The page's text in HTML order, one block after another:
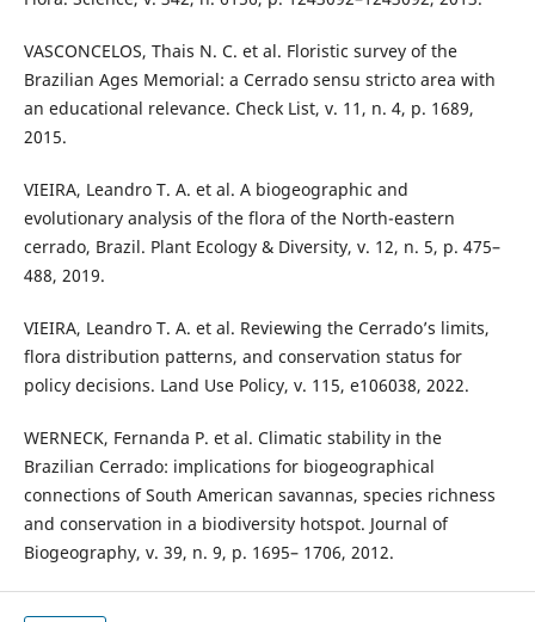
VASCONCELOS, Thais N. C. et al. Floristic survey of the
Brazilian Ages Memorial: a Cerrado sensu stricto area with
an educational relevance. Check List, v. 11, n. 4, p. 1689,
2015.
VIEIRA, Leandro T. A. et al. A biogeographic and
evolutionary analysis of the flora of the North-eastern
cerrado, Brazil. Plant Ecology & Diversity, v. 12, n. 5, p. 475–
488, 2019.
VIEIRA, Leandro T. A. et al. Reviewing the Cerrado’s limits,
flora distribution patterns, and conservation status for
policy decisions. Land Use Policy, v. 115, e106038, 2022.
WERNECK, Fernanda P. et al. Climatic stability in the
Brazilian Cerrado: implications for biogeographical
connections of South American savannas, species richness
and conservation in a biodiversity hotspot. Journal of
Biogeography, v. 39, n. 9, p. 1695– 1706, 2012.